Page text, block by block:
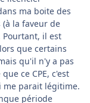
ma boite des
la faveur de
il est
que certains
qu'il n'y a pas
ce CPE, c'est
me parait légitime.
période